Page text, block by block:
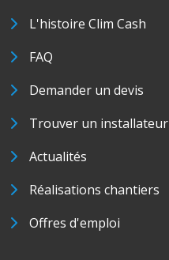
L'histoire Clim Cash
FAQ
Demander un devis
Trouver un installateur
Actualités
Réalisations chantiers
Offres d'emploi